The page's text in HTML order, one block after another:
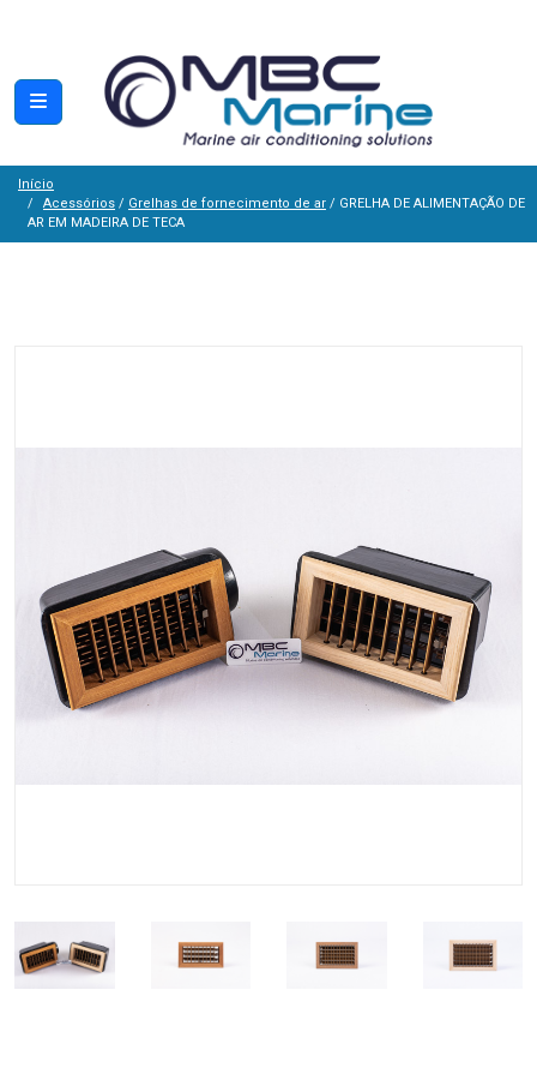
Início
Acessórios / Grelhas de fornecimento de ar / GRELHA DE ALIMENTAÇÃO DE
AR EM MADEIRA DE TECA